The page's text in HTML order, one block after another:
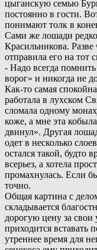
цыганскую семью
постоянно в гости.
понимают толк в
Сами же лошади
Красильникова.
отправила его на тот
- Надо всегда
ворог» и никогда не
Как-то самая
работала в лухском
сломала одному
коже, а мне эта
двинул». Другая
одет в несколько
остался такой, будто
всерьез, а хотела
промахнулась. Если
точно.
Общая картина с
складывается
дорогую цену за свои
приходится вставать
утреннее время для